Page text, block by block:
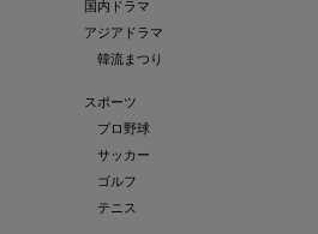
国内ドラマ
アジアドラマ
韓流まつり
スポーツ
プロ野球
サッカー
ゴルフ
テニス